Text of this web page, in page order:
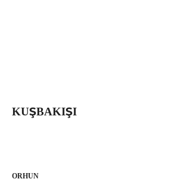
KUŞBAKIŞI
ORHUN